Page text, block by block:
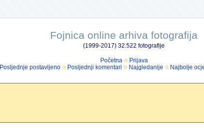
Fojnica online arhiva fotografija
(1999-2017) 32.522 fotografije
Početna
Prijava
Posljednje postavljeno Posljednji komentari Najgledanije Najbolje